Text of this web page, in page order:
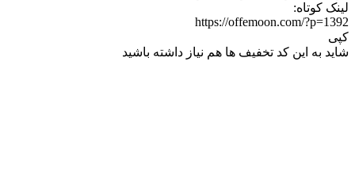
لینک کوتاه:
https://offemoon.com/?p=1392
کپی
شاید به این کد تخفیف ها هم نیاز داشته باشید